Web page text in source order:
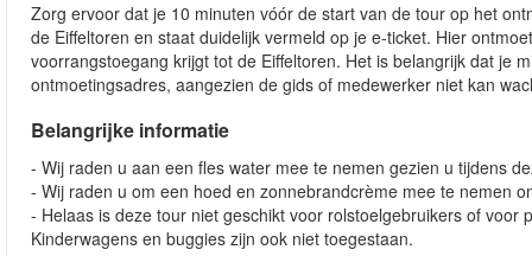
Zorg ervoor dat je 10 minuten vóór de start van de tour op het
de Eiffeltoren en staat duidelijk vermeld op je e-ticket. Hier
voorrangstoegang krijgt tot de Eiffeltoren. Het is belangrijk dat je
ontmoetingsadres, aangezien de gids of medewerker niet kan
Belangrijke informatie
- Wij raden u aan een fles water mee te nemen gezien u tijdens
- Wij raden u om een hoed en zonnebrandcrème mee te nemen
- Helaas is deze tour niet geschikt voor rolstoelgebruikers of
Kinderwagens en buggies zijn ook niet toegestaan.